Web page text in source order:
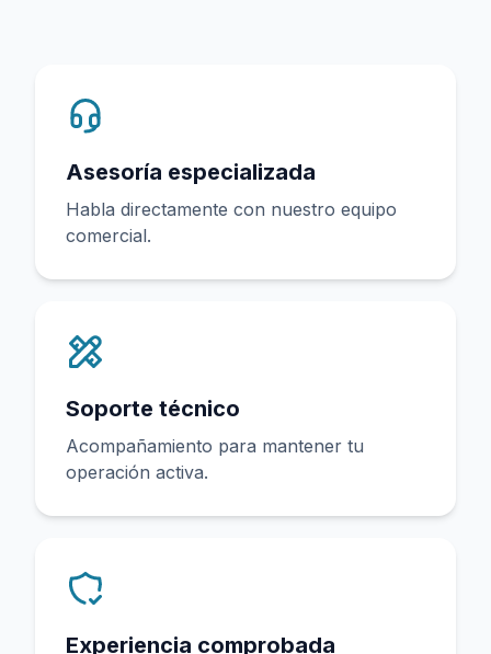
Asesoría especializada
Habla directamente con nuestro equipo
comercial.
Soporte técnico
Acompañamiento para mantener tu
operación activa.
Experiencia comprobada